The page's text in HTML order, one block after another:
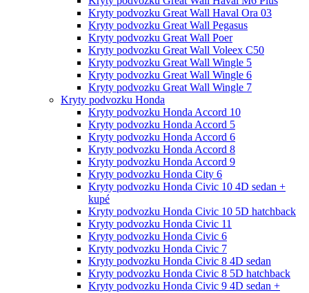
Kryty podvozku Great Wall Haval Ora 03
Kryty podvozku Great Wall Pegasus
Kryty podvozku Great Wall Poer
Kryty podvozku Great Wall Voleex C50
Kryty podvozku Great Wall Wingle 5
Kryty podvozku Great Wall Wingle 6
Kryty podvozku Great Wall Wingle 7
Kryty podvozku Honda
Kryty podvozku Honda Accord 10
Kryty podvozku Honda Accord 5
Kryty podvozku Honda Accord 6
Kryty podvozku Honda Accord 8
Kryty podvozku Honda Accord 9
Kryty podvozku Honda City 6
Kryty podvozku Honda Civic 10 4D sedan +
kupé
Kryty podvozku Honda Civic 10 5D hatchback
Kryty podvozku Honda Civic 11
Kryty podvozku Honda Civic 6
Kryty podvozku Honda Civic 7
Kryty podvozku Honda Civic 8 4D sedan
Kryty podvozku Honda Civic 8 5D hatchback
Kryty podvozku Honda Civic 9 4D sedan +